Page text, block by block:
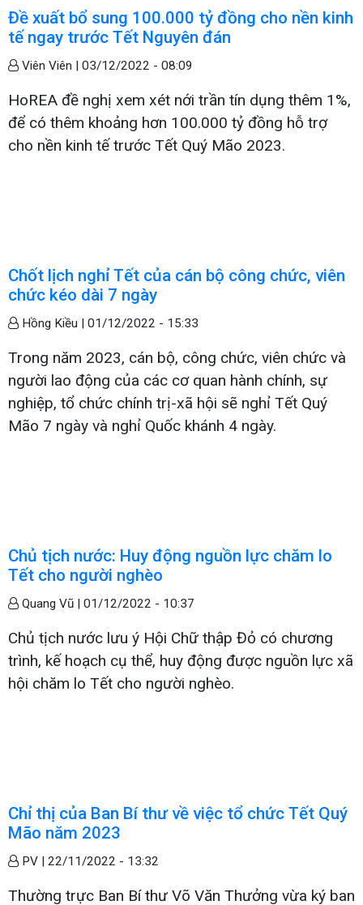
Đề xuất bổ sung 100.000 tỷ đồng cho nền kinh
tế ngay trước Tết Nguyên đán
Viên Viên | 03/12/2022 - 08:09
HoREA đề nghị xem xét nới trần tín dụng thêm 1%,
để có thêm khoảng hơn 100.000 tỷ đồng hỗ trợ
cho nền kinh tế trước Tết Quý Mão 2023.
Chốt lịch nghỉ Tết của cán bộ công chức, viên
chức kéo dài 7 ngày
Hồng Kiều | 01/12/2022 - 15:33
Trong năm 2023, cán bộ, công chức, viên chức và
người lao động của các cơ quan hành chính, sự
nghiệp, tổ chức chính trị-xã hội sẽ nghỉ Tết Quý
Mão 7 ngày và nghỉ Quốc khánh 4 ngày.
Chủ tịch nước: Huy động nguồn lực chăm lo
Tết cho người nghèo
Quang Vũ | 01/12/2022 - 10:37
Chủ tịch nước lưu ý Hội Chữ thập Đỏ có chương
trình, kế hoạch cụ thể, huy động được nguồn lực xã
hội chăm lo Tết cho người nghèo.
Chỉ thị của Ban Bí thư về việc tổ chức Tết Quý
Mão năm 2023
PV | 22/11/2022 - 13:32
Thường trực Ban Bí thư Võ Văn Thưởng vừa ký ban